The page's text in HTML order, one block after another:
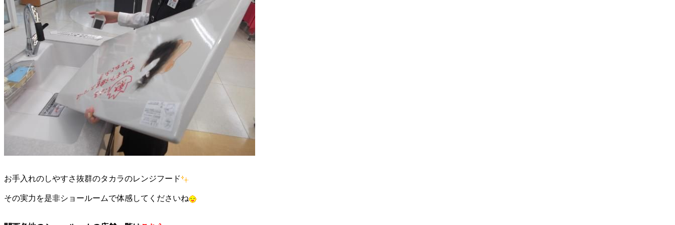
お手入れのしやすさ抜群のタカラのレンジフード
その実力を是非ショールームで体感してくださいね